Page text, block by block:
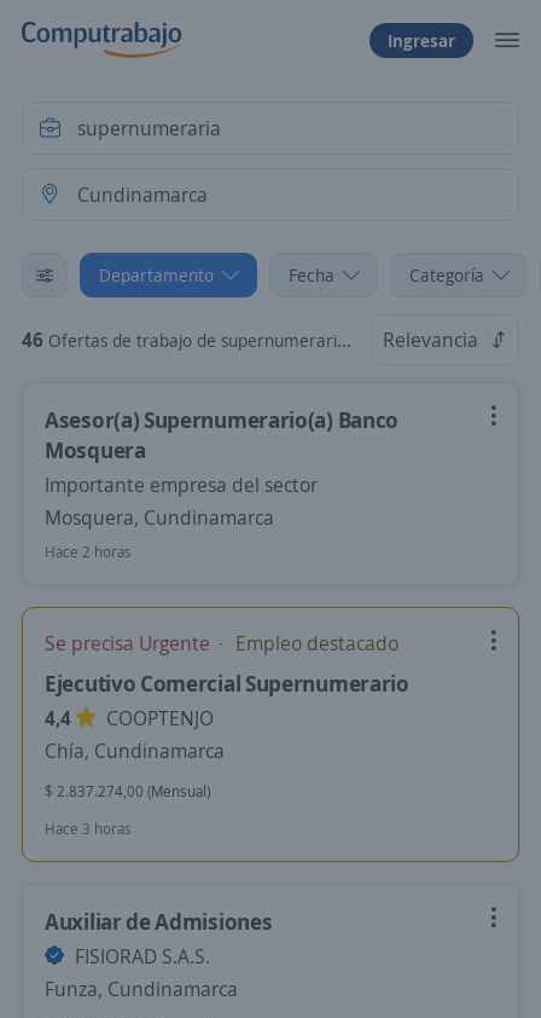
Ingresar
Departamento Fecha Categoría
46 Ofertas de trabajo de supernumeraria en Cundinamarca Relevancia
Asesor(a) Supernumerario(a) Banco
Mosquera
Importante empresa del sector
Mosquera, Cundinamarca
Hace 2 horas
Se precisa Urgente Empleo destacado
Ejecutivo Comercial Supernumerario
4,4
COOPTENJO
Chía, Cundinamarca
$ 2.837.274,00 (Mensual)
Hace 3 horas
Auxiliar de Admisiones
FISIORAD S.A.S.
Funza, Cundinamarca